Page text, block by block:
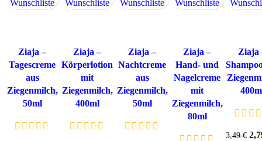
Wunschliste
Ziaja –
Tagescreme
aus
Ziegenmilch,
50ml
Wunschliste
Ziaja –
Körperlotion
mit
Ziegenmilch,
400ml
Wunschliste
Ziaja –
Nachtcreme
aus
Ziegenmilch,
50ml
Wunschliste
Ziaja –
Hand- und
Nagelcreme
mit
Ziegenmilch,
80ml
Ziaja
3,49€